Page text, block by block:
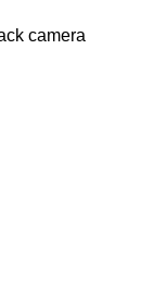
camera